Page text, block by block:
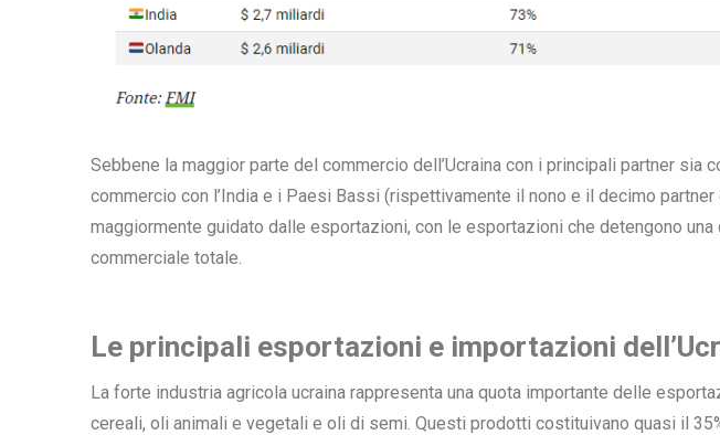
Sebbene la maggior parte del commercio dell’Ucraina con i principali partner sia
commercio con l’India e i Paesi Bassi (rispettivamente il nono e il decimo partner
maggiormente guidato dalle esportazioni, con le esportazioni che detengono
commerciale totale.
Le principali esportazioni e importazioni
La forte industria agricola ucraina rappresenta una quota importante delle
cereali, oli animali e vegetali e oli di semi. Questi prodotti costituivano quasi il